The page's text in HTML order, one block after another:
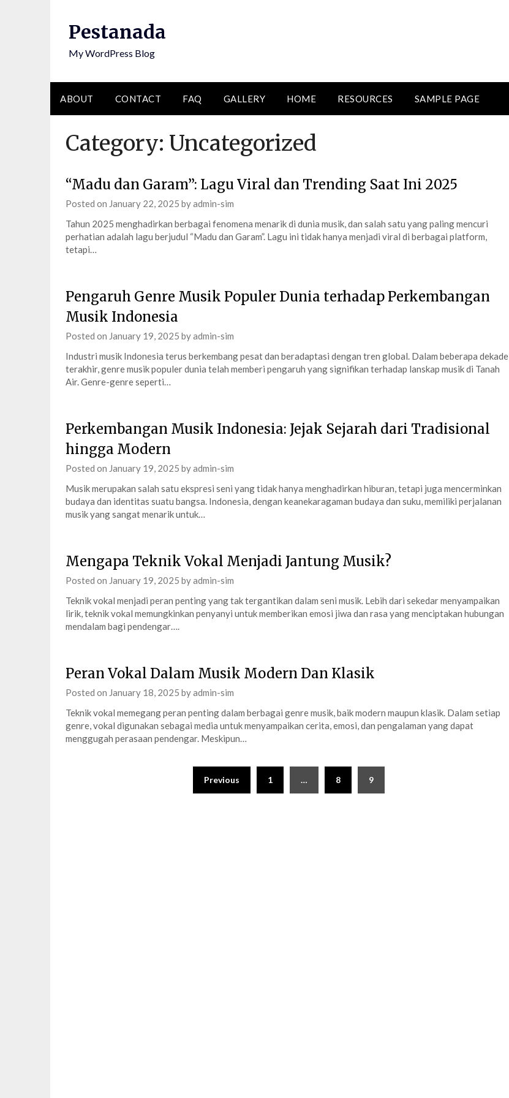
Pestanada
My WordPress Blog
ABOUT CONTACT FAQ GALLERY HOME RESOURCES SAMPLE PAGE
Category: Uncategorized
“Madu dan Garam”: Lagu Viral dan Trending Saat Ini 2025
Posted on January 22, 2025 byadmin-sim
Tahun 2025 menghadirkan berbagai fenomena menarik di dunia musik, dan salah satu yang paling mencuri
perhatian adalah lagu berjudul “Madu dan Garam”. Lagu ini tidak hanya menjadi viral di berbagai platform,
tetapi…
Pengaruh Genre Musik Populer Dunia terhadap Perkembangan
Musik Indonesia
Posted on January 19, 2025 byadmin-sim
Industri musik Indonesia terus berkembang pesat dan beradaptasi dengan tren global. Dalam beberapa dekade
terakhir, genre musik populer dunia telah memberi pengaruh yang signifikan terhadap lanskap musik di Tanah
Air. Genre-genre seperti…
Perkembangan Musik Indonesia: Jejak Sejarah dari Tradisional
hingga Modern
Posted on January 19, 2025 byadmin-sim
Musik merupakan salah satu ekspresi seni yang tidak hanya menghadirkan hiburan, tetapi juga mencerminkan
budaya dan identitas suatu bangsa. Indonesia, dengan keanekaragaman budaya dan suku, memiliki perjalanan
musik yang sangat menarik untuk…
Mengapa Teknik Vokal Menjadi Jantung Musik?
Posted on January 19, 2025 byadmin-sim
Teknik vokal menjadi peran penting yang tak tergantikan dalam seni musik. Lebih dari sekedar menyampaikan
lirik, teknik vokal memungkinkan penyanyi untuk memberikan emosi jiwa dan rasa yang menciptakan hubungan
mendalam bagi pendengar….
Peran Vokal Dalam Musik Modern Dan Klasik
Posted on January 18, 2025 byadmin-sim
Teknik vokal memegang peran penting dalam berbagai genre musik, baik modern maupun klasik. Dalam setiap
genre, vokal digunakan sebagai media untuk menyampaikan cerita, emosi, dan pengalaman yang dapat
menggugah perasaan pendengar. Meskipun…
Previous 1 … 8 9